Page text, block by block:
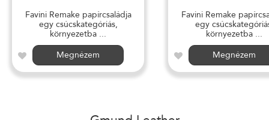
Favini Remake papírcsaládja
egy csúcskategóriás,
környezetba ...
Megnézem
Favini Remake
egy
környezetba ...
Megnézem